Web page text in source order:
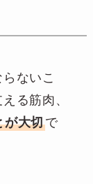
ないこ
る筋肉、
が大切で